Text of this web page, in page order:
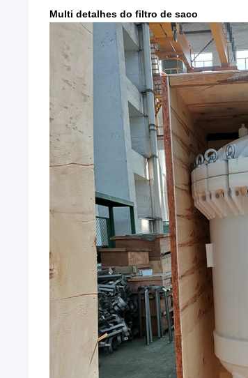
Multi detalhes do filtro de saco